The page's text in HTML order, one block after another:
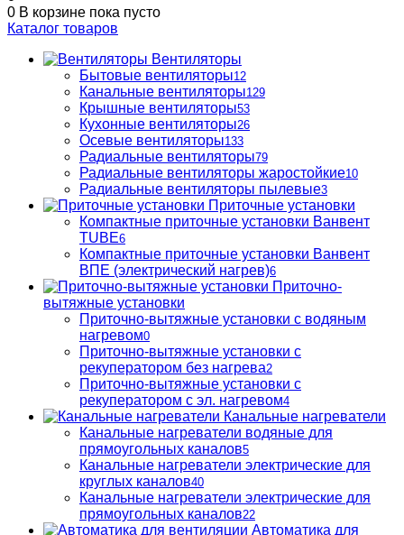
0 В корзине пока пусто
Каталог товаров
Вентиляторы
Бытовые вентиляторы12
Канальные вентиляторы129
Крышные вентиляторы53
Кухонные вентиляторы26
Осевые вентиляторы133
Радиальные вентиляторы79
Радиальные вентиляторы жаростойкие10
Радиальные вентиляторы пылевые3
Приточные установки
Компактные приточные установки Ванвент
TUBE6
Компактные приточные установки Ванвент
ВПЕ (электрический нагрев)6
Приточно-
вытяжные установки
Приточно-вытяжные установки с водяным
нагревом0
Приточно-вытяжные установки с
рекуператором без нагрева2
Приточно-вытяжные установки с
рекуператором с эл. нагревом4
Канальные нагреватели
Канальные нагреватели водяные для
прямоугольных каналов5
Канальные нагреватели электрические для
круглых каналов40
Канальные нагреватели электрические для
прямоугольных каналов22
Автоматика для